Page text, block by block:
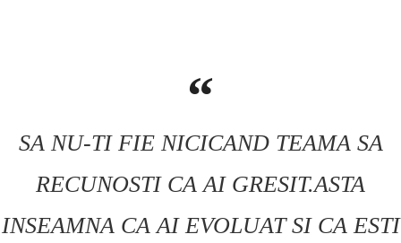
SA NU-TI FIE NICICAND TEAMA SA
RECUNOSTI CA AI GRESIT.ASTA
INSEAMNA CA AI EVOLUAT SI CA ESTI